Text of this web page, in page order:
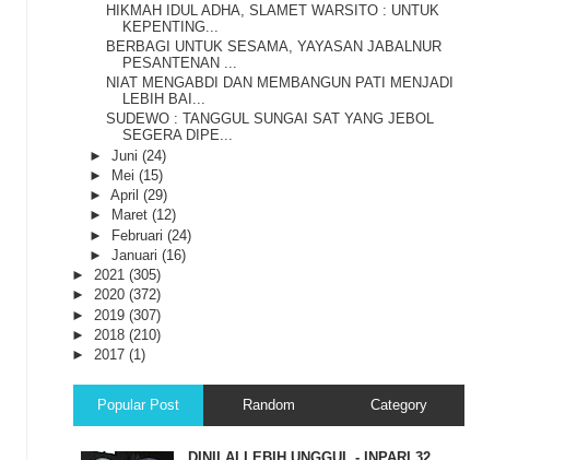
HIKMAH IDUL ADHA, SLAMET WARSITO : UNTUK
KEPENTING...
BERBAGI UNTUK SESAMA, YAYASAN JABALNUR
PESANTENAN ...
NIAT MENGABDI DAN MEMBANGUN PATI MENJADI
LEBIH BAI...
SUDEWO : TANGGUL SUNGAI SAT YANG JEBOL
SEGERA DIPE...
► Juni (24)
►
Mei (15)
► April (29)
►
Maret (12)
► Februari (24)
► Januari (16)
► 2021 (305)
► 2020 (372)
► 2019 (307)
► 2018 (210)
► 2017 (1)
Popular Post Random Category